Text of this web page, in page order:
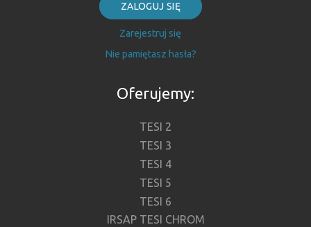
ZALOGUJ SIĘ
Zarejestruj się
Nie pamiętasz hasła?
Oferujemy:
TESI 2
TESI 3
TESI 4
TESI 5
TESI 6
IRSAP TESI CHROM